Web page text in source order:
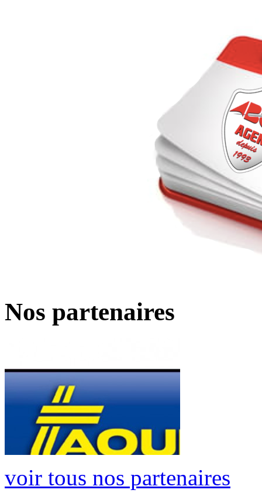
Nos partenaires
voir tous nos partenaires